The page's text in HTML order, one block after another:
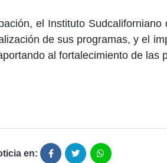
el Instituto
de sus programas, y el
al fortalecimiento de las
en: